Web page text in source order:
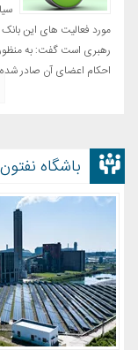
مورد فعالیت های این
رهبری است گفت: به
احکام اعضای آن صادر
باشگاه نفتون